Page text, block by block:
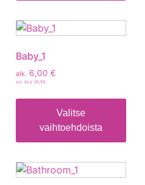
Baby_1
alk. 6,00 €
sis. ALV 25,5%
Valitse
vaihtoehdoista